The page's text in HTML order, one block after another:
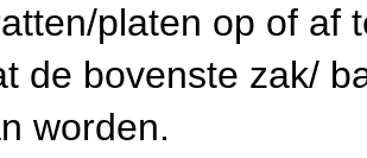
platen op of af
de bovenste zak/
worden.